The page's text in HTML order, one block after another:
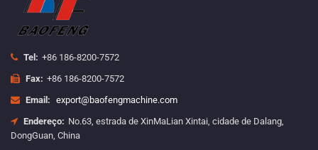
Tel: +86 186-8200-7572
Fax: +86 186-8200-7572
Email: export@baofengmachine.com
Endereço: No.63, estrada de XinMaLian Xintai, cidade de Dalang,
DongGuan, China